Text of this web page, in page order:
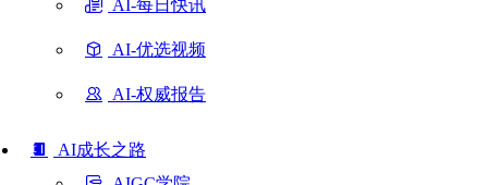
AI-每日快讯
AI-优选视频
AI-权威报告
AI成长之路